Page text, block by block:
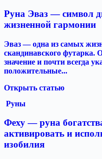
Руна Эваз — символ
жизненной гармонии
Эваз — одна из самых
скандинавского футарка.
значение и почти всегда
положительные...
Открыть статью
Руны
Феху — руна
активировать и
изобилия